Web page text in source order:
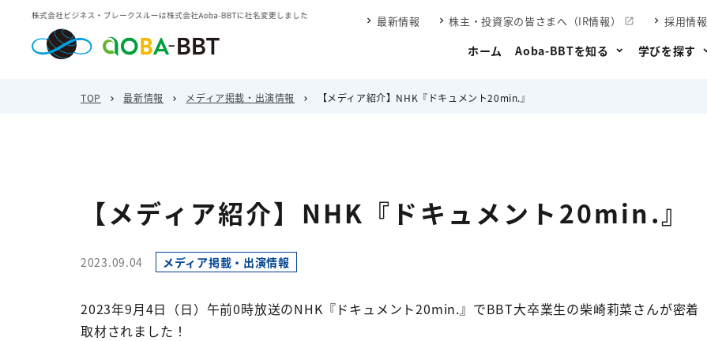
最新情報 株主・投資家の皆さまへ（IR情報） 採用情報
ホーム Aoba-BBTを知る 学びを探す
TOP 最新情報 メディア掲載・出演情報 【メディア紹介】NHK『ドキュメント20min.』
【メディア紹介】NHK『ドキュメント20min.』
2023.09.04 メディア掲載・出演情報
2023年9月4日（日）午前0時放送のNHK『ドキュメント20min.』でBBT大卒業生の柴崎莉菜さんが密着
取材されました！